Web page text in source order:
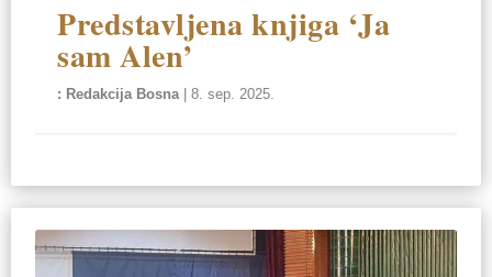
Predstavljena knjiga ‘Ja
sam Alen’
Redakcija Bosna|8. sep. 2025.